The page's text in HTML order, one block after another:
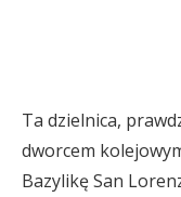
Ta dzielnica,
dworcem
Bazylikę San